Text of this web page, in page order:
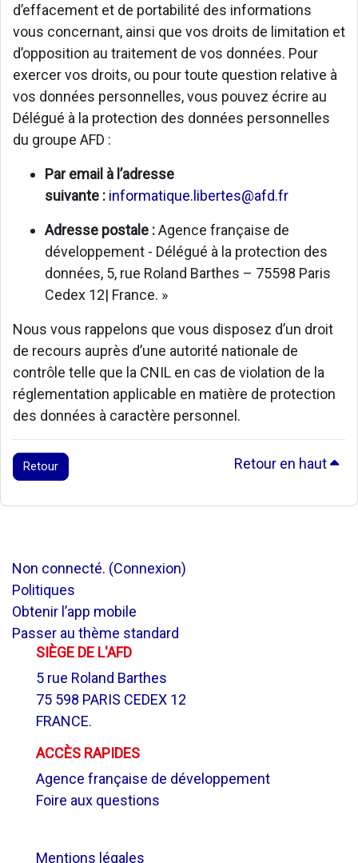
d’effacement et de portabilité des informations
vous concernant, ainsi que vos droits de limitation et
d’opposition au traitement de vos données. Pour
exercer vos droits, ou pour toute question relative à
vos données personnelles, vous pouvez écrire au
Délégué à la protection des données personnelles
du groupe AFD :
Par email à l’adresse
suivante : informatique.libertes@afd.fr
Adresse postale :Agence française de
développement - Délégué à la protection des
données, 5, rue Roland Barthes – 75598 Paris
Cedex 12| France. »
Nous vous rappelons que vous disposez d’un droit
de recours auprès d’une autorité nationale de
contrôle telle que la CNIL en cas de violation de la
réglementation applicable en matière de protection
des données à caractère personnel.
Retour Retour en haut
Non connecté. (Connexion)
Politiques
Obtenir l’app mobile
Passer au thème standard
SIÈGE DE L'AFD
5 rue Roland Barthes
75 598 PARIS CEDEX 12
FRANCE.
ACCÈS RAPIDES
Agence française de développement
Foire aux questions
Mentions légales